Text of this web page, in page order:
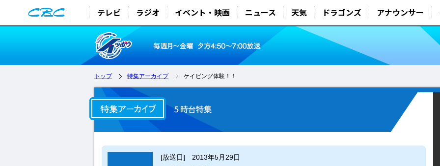
テレビ ラジオ イベント・映画 ニュース 天気 ドラゴンズ アナウンサー
トップ 特集アーカイブ ケイビング体験！！
[放送日] 2013年5月29日